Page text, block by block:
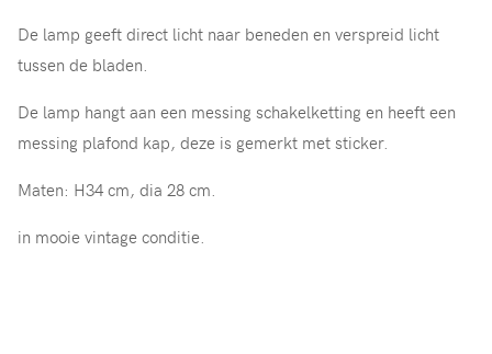
De lamp geeft direct licht naar beneden en verspreid licht
tussen de bladen.
De lamp hangt aan een messing schakelketting en heeft een
messing plafond kap, deze is gemerkt met sticker.
Maten: H34 cm, dia 28 cm.
in mooie vintage conditie.